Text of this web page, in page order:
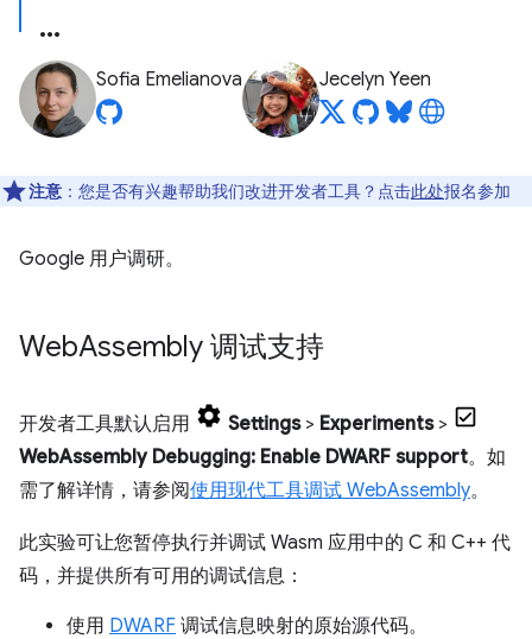
Sofia Emelianova Jecelyn Yeen
注意 ：您是否有兴趣帮助我们改进开发者工具？点击此处报名参加
Google 用户调研。
WebAssembly 调试支持
开发者工具默认启用 Settings> Experiments>
WebAssembly Debugging: Enable DWARF support。如
需了解详情，请参阅使用现代工具调试 WebAssembly。
此实验可让您暂停执行并调试 Wasm 应用中的 C 和 C++ 代
码，并提供所有可用的调试信息：
使用 DWARF 调试信息映射的原始源代码。